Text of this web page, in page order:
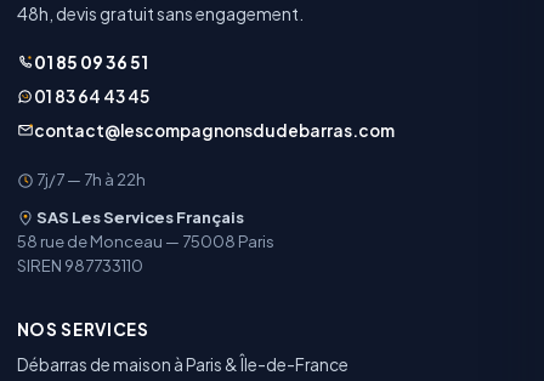
48h, devis gratuit sans engagement.
01 85 09 36 51
01 83 64 43 45
contact@lescompagnonsdudebarras.com
7j/7 — 7h à 22h
SAS Les Services Français
58 rue de Monceau — 75008 Paris
SIREN 987733110
NOS SERVICES
Débarras de maison à Paris & Île-de-France